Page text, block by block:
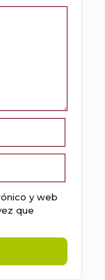
y web
que